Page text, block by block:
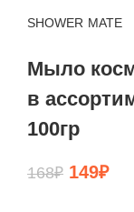
SHOWER MATE
Мыло
в
100гр
168₽ 149₽